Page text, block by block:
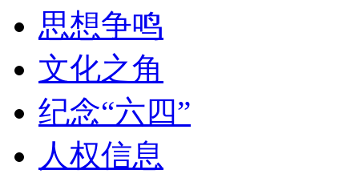
思想争鸣
文化之角
纪念“六四”
人权信息